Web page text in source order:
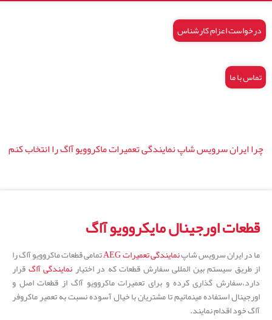
درخواست اعزام کارشناس
تماس با ما
چرا ایران سرویس شاپ نمایندگی تعمیرات ماکروویو آاگ را انتخاب کنم
قطعات اورجینال مایکروویو آاگ
ما در ایران سرویس شاپنمایندگی تعمیرات AEG
تمامی قطعات ماکروویو آاگ را
از طریق سیستم بین المللی سفارش قطعات که در اختیارنمایندگی آاگقرار
دارد،سفارش گذاری کرده و برای تعمیرات ماکروویو آاگ از قطعات اصل و
اورجینال استفاده مینمائیم تا مشتریان با خیال آسوده نسبت به تعمیر ماکروفر
آاگ خود اقدام نمایند.